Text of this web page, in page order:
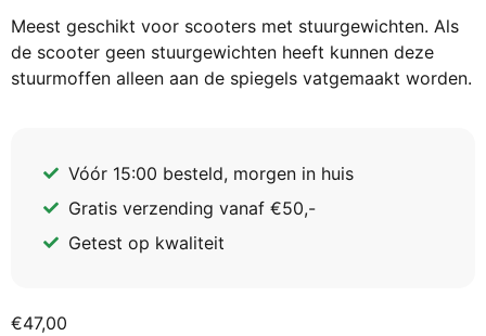
Meest geschikt voor scooters met stuurgewichten. Als
de scooter geen stuurgewichten heeft kunnen deze
stuurmoffen alleen aan de spiegels vatgemaakt worden.
Vóór 15:00 besteld, morgen in huis
Gratis verzending vanaf €50,-
Getest op kwaliteit
€47,00